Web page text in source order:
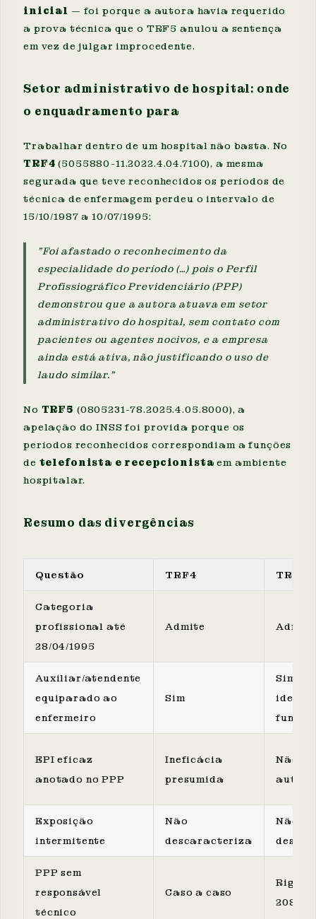
inicial — foi porque a autora havia requerido
a prova técnica que o TRF5 anulou a sentença
em vez de julgar improcedente.
Setor administrativo de hospital: onde
o enquadramento para
Trabalhar dentro de um hospital não basta. No
TRF4 (5055880-11.2022.4.04.7100), a mesma
segurada que teve reconhecidos os períodos de
técnica de enfermagem perdeu o intervalo de
15/10/1987 a 10/07/1995:
"Foi afastado o reconhecimento da
especialidade do período (…) pois o Perfil
Profissiográfico Previdenciário (PPP)
demonstrou que a autora atuava em setor
administrativo do hospital, sem contato com
pacientes ou agentes nocivos, e a empresa
ainda está ativa, não justificando o uso de
laudo similar."
No TRF5 (0805231-78.2025.4.05.8000), a
apelação do INSS foi provida porque os
períodos reconhecidos correspondiam a funções
de telefonista e recepcionista em ambiente
hospitalar.
Resumo das divergências
Questão TRF4 TRF2
Categoria
profissional até
28/04/1995
Admite Admite
Auxiliar/atendente
equiparado ao
enfermeiro
Sim
Sim,
EPI eficaz
anotado no PPP
Ineficácia
presumida
Não
Exposição
intermitente
Não
descaracteriza
Não
PPP sem
responsável
técnico
Caso a caso
208/